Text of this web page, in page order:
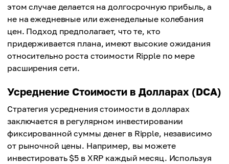
этом случае делается на долгосрочную прибыль, а
не на ежедневные или еженедельные колебания
цен. Подход предполагает, что те, кто
придерживается плана, имеют высокие ожидания
относительно роста стоимости Ripple по мере
расширения сети.
Усреднение Стоимости в Долларах (DCA)
Стратегия усреднения стоимости в долларах
заключается в регулярном инвестировании
фиксированной суммы денег в Ripple, независимо
от рыночной цены. Например, вы можете
инвестировать $5 в XRP каждый месяц. Используя